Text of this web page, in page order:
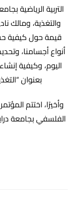
التربية الرياضية
قيمة حول كيفية
أنواع أجسامنا،
اليوم، وكيفية
بعنوان
وأخيرًا، اختتم
الفلسفي بجامعة